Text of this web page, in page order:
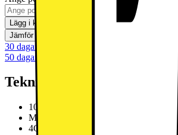
Lägg i kundvagn
Jämför
30 dagars öppet köp
50 dagars öppet köp för klubbmedlemmar
Teknisk specifikation
10,1” Full HD IPS-pekskärm
MediaTek Helio G85 8-kärnig processor
4GB RAM, 64GB flashlagring